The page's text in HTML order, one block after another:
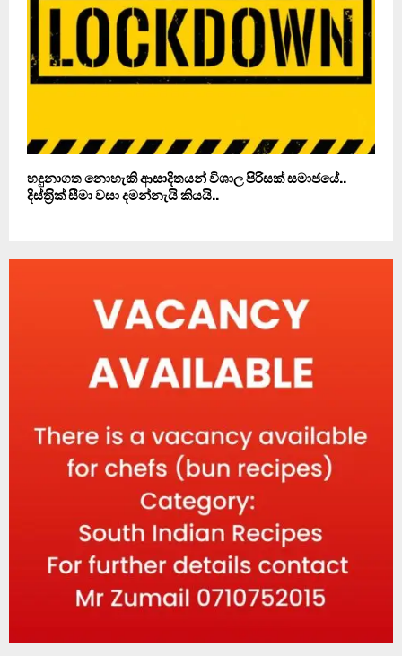
හදුනාගත නොහැකි ආසාදිතයන් විශාල පිරිසක් සමාජයේ..
දිස්ත‍්‍රික් සීමා වසා දමන්නැයි කියයි..